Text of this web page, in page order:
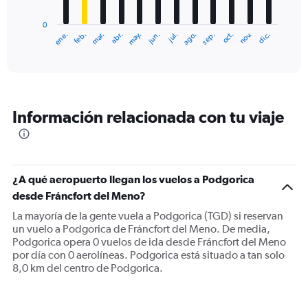
categories.
The
Y
axis
displaying
values.
Range:
0
to
450.
ene. feb. mar. abr. may. jun. jul. ago. sep. oct. nov. dic.
0
Información relacionada con tu viaje
¿A qué aeropuerto llegan los vuelos a Podgorica
desde Fráncfort del Meno?
La mayoría de la gente vuela a Podgorica (TGD) si reservan
un vuelo a Podgorica de Fráncfort del Meno. De media,
Podgorica opera 0 vuelos de ida desde Fráncfort del Meno
por día con 0 aerolíneas. Podgorica está situado a tan solo
8,0 km del centro de Podgorica.